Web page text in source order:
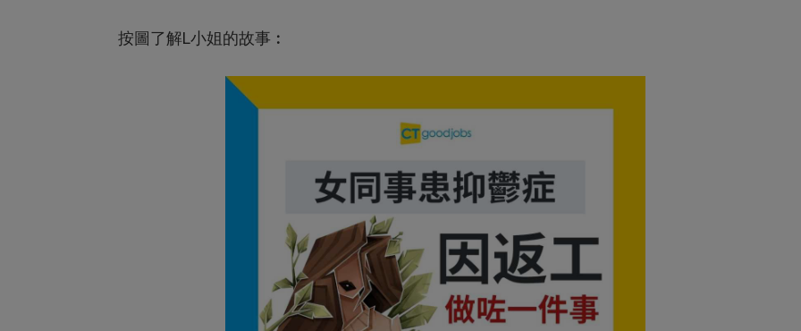
按圖了解L小姐的故事︰